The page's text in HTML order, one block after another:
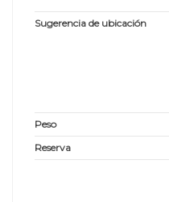
Sugerencia de ubicación
Peso
Reserva